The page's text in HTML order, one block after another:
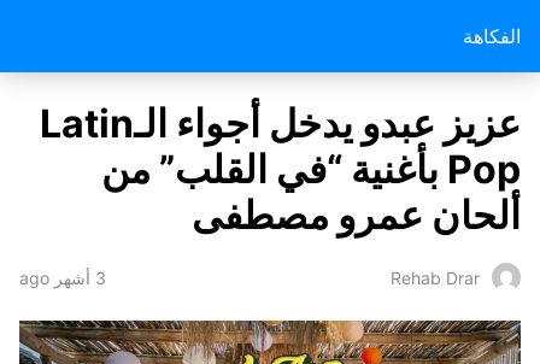
الفكاهة
عزيز عبدو يدخل أجواء الـLatin
Pop بأغنية “في القلب” من
ألحان عمرو مصطفى
Rehab Drar 3 أشهر ago